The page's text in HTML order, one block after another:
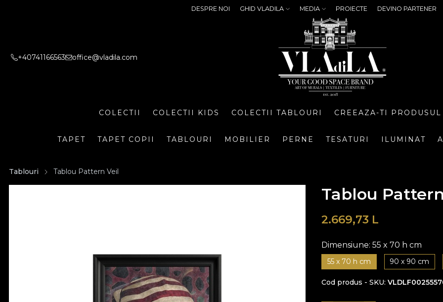
DESPRE NOI GHID VLADILA MEDIA PROIECTE DEVINO PARTENER
+40741166563 office@vladila.com
COLECTII COLECTII KIDS COLECTII TABLOURI CREEAZA-TI PRODUSUL
TAPET TAPET COPII TABLOURI MOBILIER PERNE TESATURI ILUMINAT
Tablouri Tablou Pattern Veil
Tablou
2.669,73 L
Dimensiune: 55 x 70 h cm
55 x 70 h cm 90 x 90 cm
Cod produs - SKU